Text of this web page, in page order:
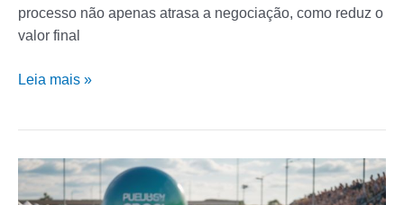
processo não apenas atrasa a negociação, como reduz o
valor final
Leia mais »
Camisetas
personalizadas